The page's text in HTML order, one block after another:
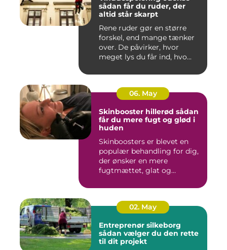
sådan får du ruder, der
altid står skarpt
Rene ruder gør en større
forskel, end mange tænker
over. De påvirker, hvor
meget lys du får ind, hvo...
06. May
Skinbooster hillerød sådan
får du mere fugt og glød i
huden
Skinboosters er blevet en
populær behandling for dig,
der ønsker en mere
fugtmættet, glat og
02. May
Entreprenør silkeborg
sådan vælger du den rette
til dit projekt